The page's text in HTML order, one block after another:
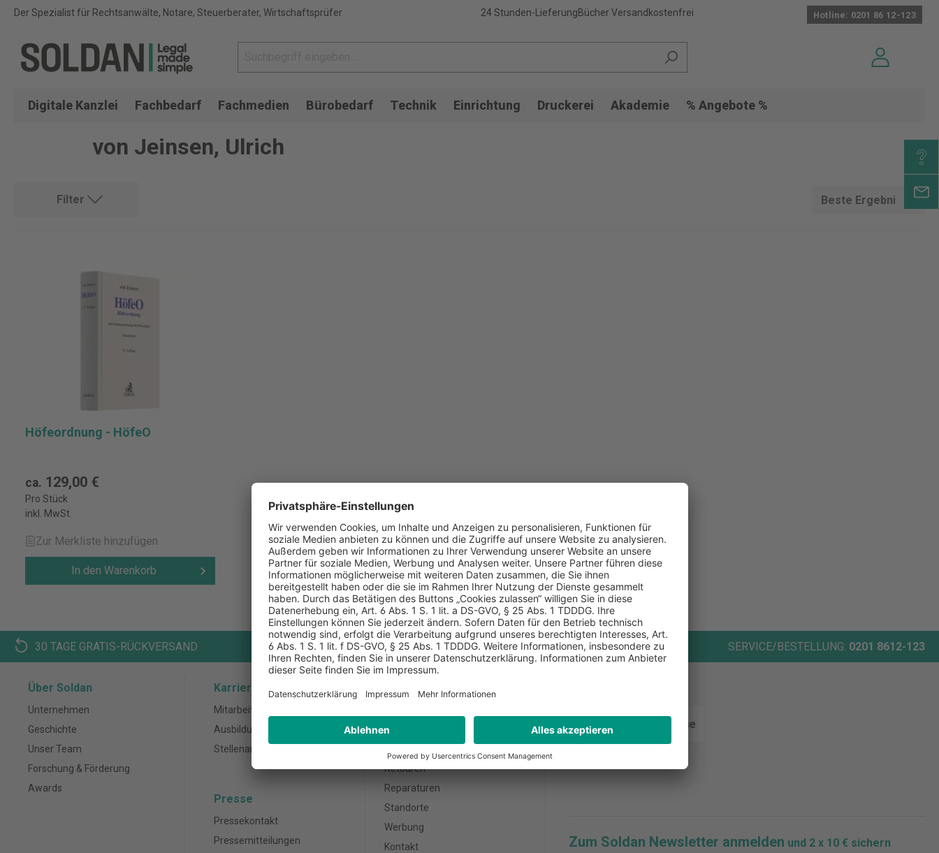
Der Spezialist für Rechtsanwälte, Notare, Steuerberater, Wirtschaftsprüfer 24 Stunden-LieferungBücher Versandkostenfrei Hotline: 0201 86 12-123
Digitale Kanzlei Fachbedarf Fachmedien Bürobedarf Technik Einrichtung Druckerei Akademie % Angebote %
von Jeinsen, Ulrich
Filter
Höfeordnung - HöfeO
ca. 129,00 €
Pro Stück
inkl. MwSt.
Zur Merkliste hinzufügen
In den Warenkorb
30 TAGE GRATIS-RÜCKVERSAND KAUF AUF RECHNUNG BERATUNG DIREKT VOR ORT SERVICE/BESTELLUNG: 0201 8612-123
Über Soldan
Unternehmen
Geschichte
Unser Team
Forschung & Förderung
Awards
Karriere
Mitarbeiter
Ausbildung
Stellenanzeigen
Presse
Pressekontakt
Pressemitteilungen
Kundenservice
Außendienst
Retouren
Reparaturen
Standorte
Werbung
Kontakt
Zum Soldan Newsletter anmelden und 2 x 10 € sichern